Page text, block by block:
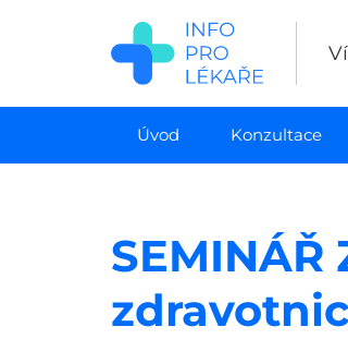
Úvod Konzultace